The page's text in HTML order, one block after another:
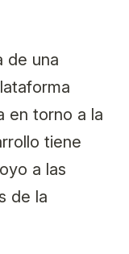
de una
en torno a la
tiene
a las
de la